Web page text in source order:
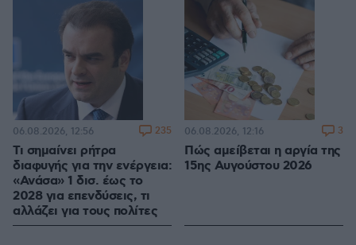
Τι σημαίνει ρήτρα
διαφυγής για την ενέργεια:
«Ανάσα» 1 δισ. έως το
2028 για επενδύσεις, τι
αλλάζει για τους πολίτες
06.08.2026, 12:56 235
Πώς αμείβεται η αργία της
15ης Αυγούστου 2026
06.08.2026, 12:16 3